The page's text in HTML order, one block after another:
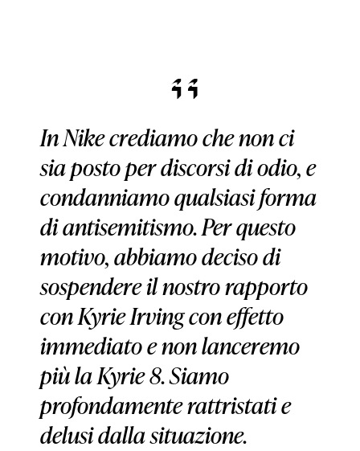
In Nike crediamo che non ci
sia posto per discorsi di odio, e
condanniamo qualsiasi forma
di antisemitismo. Per questo
motivo, abbiamo deciso di
sospendere il nostro rapporto
con Kyrie Irving con effetto
immediato e non lanceremo
più la Kyrie 8. Siamo
profondamente rattristati e
delusi dalla situazione.